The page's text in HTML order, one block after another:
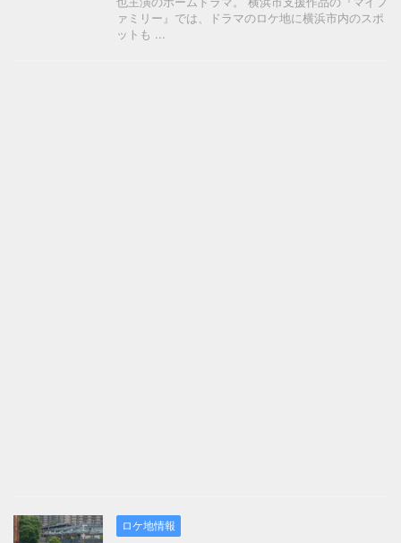
ァミリー』では、ドラマのロケ地に横浜市内のスポ
ットも ...
ロケ地情報